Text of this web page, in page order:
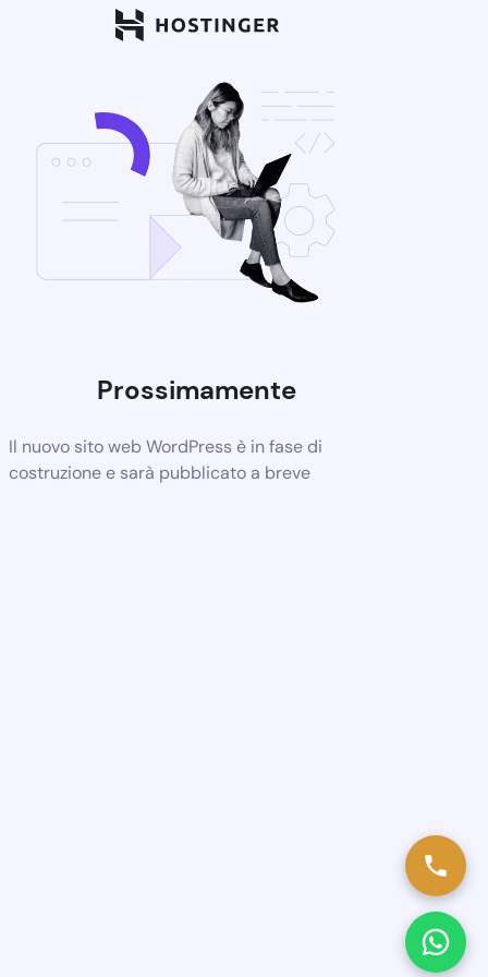
Prossimamente
Il nuovo sito web WordPress è in fase di
costruzione e sarà pubblicato a breve